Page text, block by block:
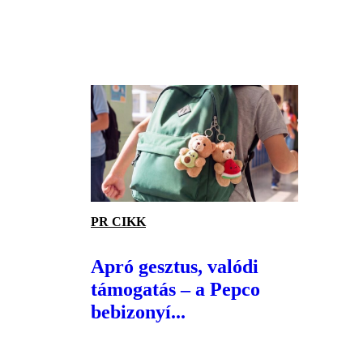
PR CIKK
Apró gesztus, valódi
támogatás – a Pepco
bebizonyí...